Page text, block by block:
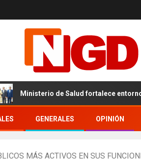
de Salud fortalece entornos
GENERALES OPINIÓN
MÁS ACTIVOS EN SUS